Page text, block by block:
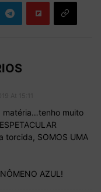
matéria…tenho muito
torcida, SOMOS UMA
AZUL!